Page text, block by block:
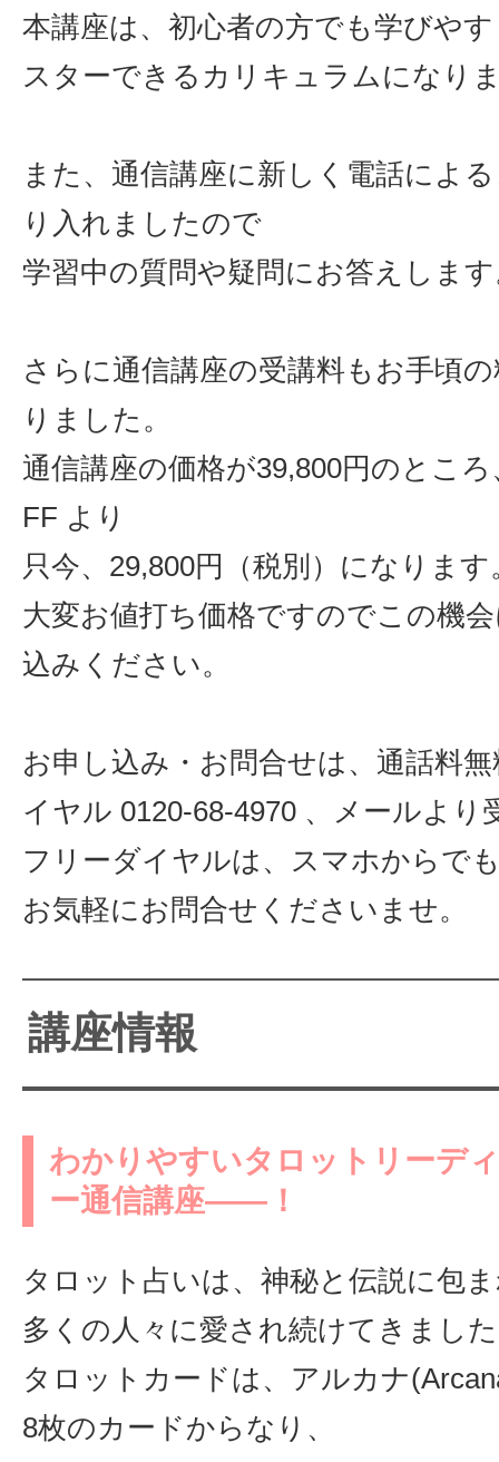
サイトマッ
本講座は、初心者の方でも学びや
スターできるカリキュラムになり
また、通信講座に新しく電話によ
り入れましたので
学習中の質問や疑問にお答えしま
さらに通信講座の受講料もお手頃
りました。
通信講座の価格が39,800円のとこ
FF より
只今、29,800円（税別）になります
大変お値打ち価格ですのでこの機
込みください。
お申し込み・お問合せは、通話料
イヤル 0120-68-4970 、メールより
フリーダイヤルは、スマホからで
お気軽にお問合せくださいませ。
講座情報
わかりやすいタロットリーデ
ー通信講座――！
タロット占いは、神秘と伝説に包
多くの人々に愛され続けてきまし
タロットカードは、アルカナ
8枚のカードからなり、